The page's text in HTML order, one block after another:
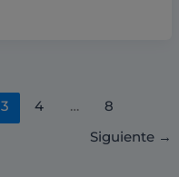
3 4 …
8
Siguiente →